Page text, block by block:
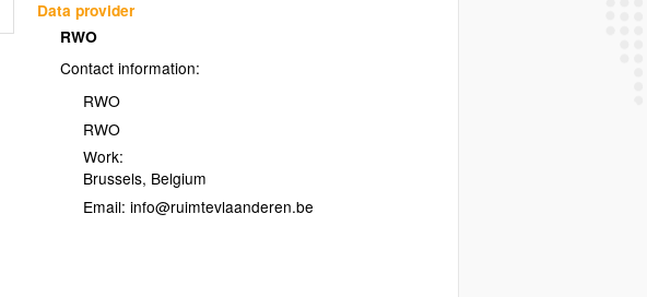
Data provider
RWO
Contact information:
RWO
RWO
Work:
Brussels, Belgium
Email: